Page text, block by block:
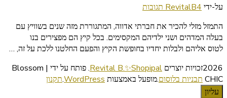
על-ידי RevitalB4 תגובות
על
בשוויץ
וגרמניה
–
אטרקציות
מומלצות
התמזל מזלי להכיר את חברתי אדווה, המתגוררת מזה שנים בשוויץ עם
בעלה המדהים ושני ילדיהם המקסימים. בכל קיץ הם מפצירים בנו
לטוס אליהם ולבלות יחדיו בחופשת הקיץ והפעם החלטנו ללכת על זה, …
2026זכויות יוצרים
Revital B.✨Shopipal
.
פותח על ידי | Blossom
CHIC תבניות בלוסום.מופעל באמצעות WordPress
.תקנון
עליון